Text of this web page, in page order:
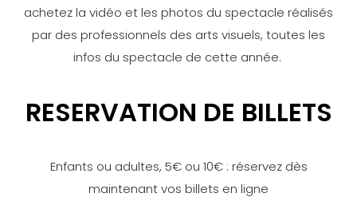
achetez la vidéo et les photos du spectacle réalisés
par des professionnels des arts visuels, toutes les
infos du spectacle de cette année.
RESERVATION DE BILLETS
Enfants ou adultes, 5€ ou 10€ : réservez dès
maintenant vos billets en ligne